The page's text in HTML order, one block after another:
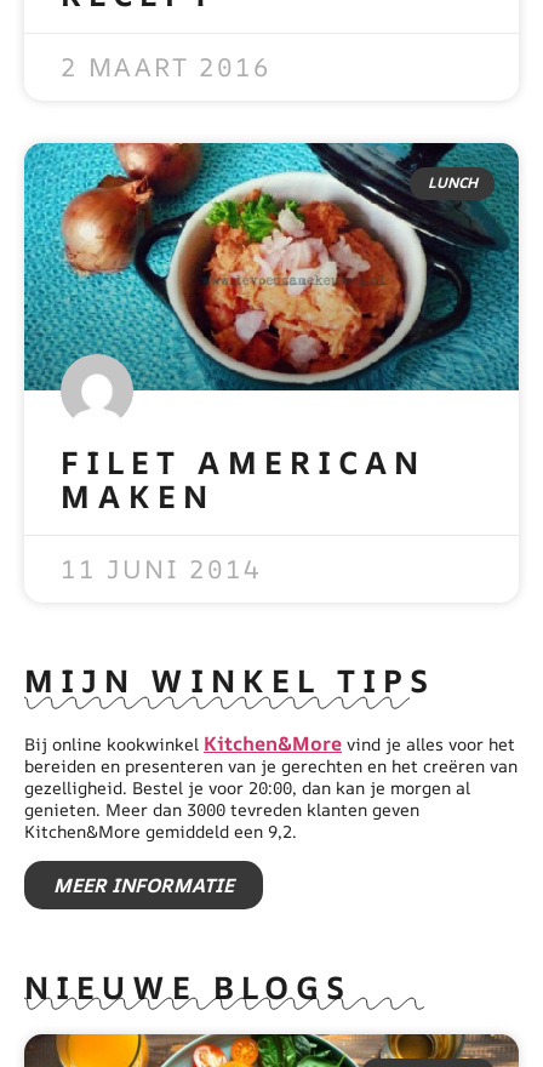
2 MAART 2016
LUNCH
FILET AMERICAN
MAKEN
11 JUNI 2014
MIJN WINKEL TIPS
Bij online kookwinkel Kitchen&More vind je alles voor het
bereiden en presenteren van je gerechten en het creëren van
gezelligheid. Bestel je voor 20:00, dan kan je morgen al
genieten. Meer dan 3000 tevreden klanten geven
Kitchen&More gemiddeld een 9,2.
MEER INFORMATIE
NIEUWE BLOGS